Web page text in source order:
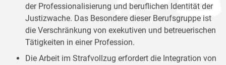
der Professionalisierung und beruflichen Identität der
Justizwache. Das Besondere dieser Berufsgruppe ist
die Verschränkung von exekutiven und betreuerischen
Tätigkeiten in einer Profession.
Die Arbeit im Strafvollzug erfordert die Integration von